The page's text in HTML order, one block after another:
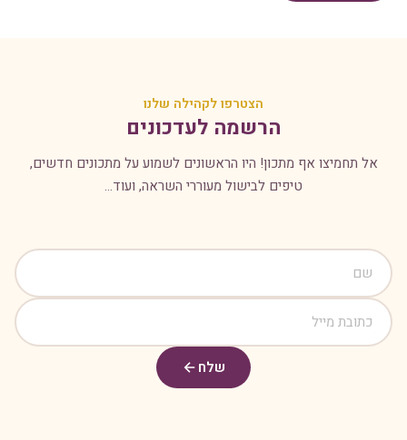
הצטרפו לקהילה שלנו
הרשמה לעדכונים
אל תחמיצו אף מתכון! היו הראשונים לשמוע על מתכונים חדשים,
טיפים לבישול מעוררי השראה, ועוד...
שלח